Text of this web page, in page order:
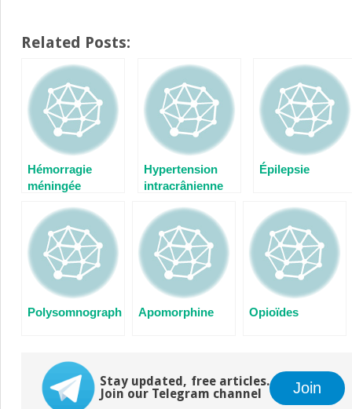
Related Posts:
Hémorragie
méningée
Hypertension
intracrânienne
Épilepsie
Polysomnographie Apomorphine Opioïdes
Stay updated, free articles.
Join our Telegram channel
Join